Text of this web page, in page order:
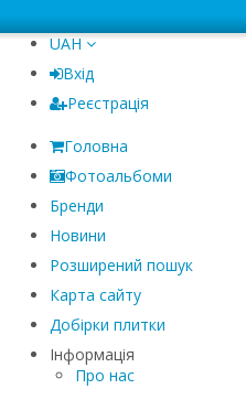
UAH
Вхід
Реєстрація
Головна
Фотоальбоми
Бренди
Новини
Розширений пошук
Карта сайту
Добірки плитки
Інформація
Про нас